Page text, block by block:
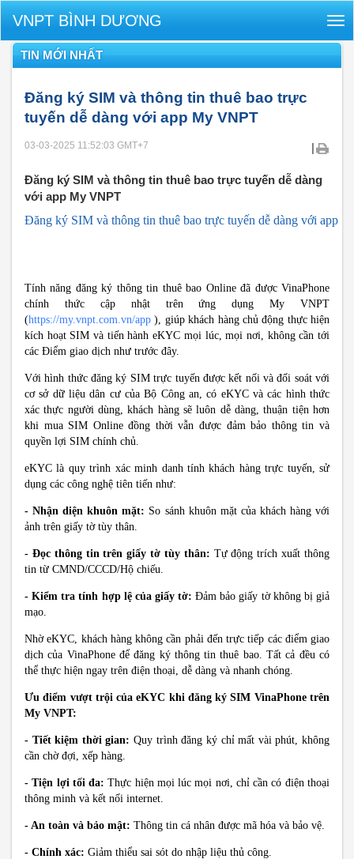
VNPT BÌNH DƯƠNG
TIN MỚI NHẤT
Đăng ký SIM và thông tin thuê bao trực
tuyến dễ dàng với app My VNPT
03-03-2025 11:52:03 GMT+7 |
Đăng ký SIM và thông tin thuê bao trực tuyến dễ dàng
với app My VNPT
Đăng ký SIM và thông tin thuê bao trực tuyến dễ dàng với app
Tính năng đăng ký thông tin thuê bao Online đã được VinaPhone
chính thức cập nhật trên ứng dụng My VNPT
(https://my.vnpt.com.vn/app ), giúp khách hàng chủ động thực hiện
kích hoạt SIM và tiến hành eKYC mọi lúc, mọi nơi, không cần tới
các Điểm giao dịch như trước đây.
Với hình thức đăng ký SIM trực tuyến được kết nối và đối soát với
cơ sở dữ liệu dân cư của Bộ Công an, có eKYC và các hình thức
xác thực người dùng, khách hàng sẽ luôn dễ dàng, thuận tiện hơn
khi mua SIM Online đồng thời vẫn được đảm bảo thông tin và
quyền lợi SIM chính chủ.
eKYC là quy trình xác minh danh tính khách hàng trực tuyến, sử
dụng các công nghệ tiên tiến như:
- Nhận diện khuôn mặt: So sánh khuôn mặt của khách hàng với
ảnh trên giấy tờ tùy thân.
- Đọc thông tin trên giấy tờ tùy thân: Tự động trích xuất thông
tin từ CMND/CCCD/Hộ chiếu.
- Kiểm tra tính hợp lệ của giấy tờ: Đảm bảo giấy tờ không bị giả
mạo.
Nhờ eKYC, khách hàng không cần phải đến trực tiếp các điểm giao
dịch của VinaPhone để đăng ký thông tin thuê bao. Tất cả đều có
thể thực hiện ngay trên điện thoại, dễ dàng và nhanh chóng.
Ưu điểm vượt trội của eKYC khi đăng ký SIM VinaPhone trên
My VNPT:
- Tiết kiệm thời gian: Quy trình đăng ký chỉ mất vài phút, không
cần chờ đợi, xếp hàng.
- Tiện lợi tối đa: Thực hiện mọi lúc mọi nơi, chỉ cần có điện thoại
thông minh và kết nối internet.
- An toàn và bảo mật: Thông tin cá nhân được mã hóa và bảo vệ.
- Chính xác: Giảm thiểu sai sót do nhập liệu thủ công.